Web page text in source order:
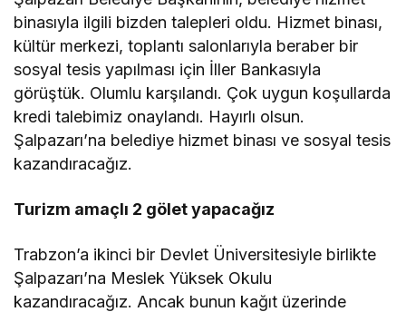
binasıyla ilgili bizden talepleri oldu. Hizmet binası,
kültür merkezi, toplantı salonlarıyla beraber bir
sosyal tesis yapılması için İller Bankasıyla
görüştük. Olumlu karşılandı. Çok uygun koşullarda
kredi talebimiz onaylandı. Hayırlı olsun.
Şalpazarı’na belediye hizmet binası ve sosyal tesis
kazandıracağız.
Turizm amaçlı 2 gölet yapacağız
Trabzon’a ikinci bir Devlet Üniversitesiyle birlikte
Şalpazarı’na Meslek Yüksek Okulu
kazandıracağız. Ancak bunun kağıt üzerinde